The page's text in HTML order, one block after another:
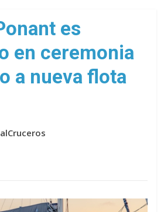
es
en ceremonia
a nueva flota